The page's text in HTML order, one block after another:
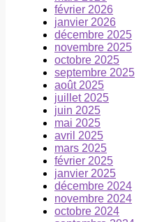
février 2026
janvier 2026
décembre 2025
novembre 2025
octobre 2025
septembre 2025
août 2025
juillet 2025
juin 2025
mai 2025
avril 2025
mars 2025
février 2025
janvier 2025
décembre 2024
novembre 2024
octobre 2024